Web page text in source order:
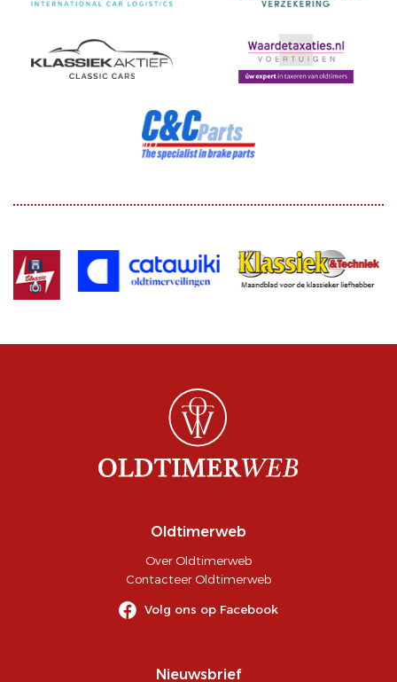
Oldtimerweb
Over Oldtimerweb
Contacteer Oldtimerweb
Volg ons op Facebook
Nieuwsbrief